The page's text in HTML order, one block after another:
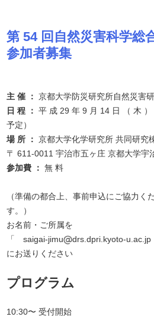
第 54 回自然災害科学
参加者募集
主 催 ： 京都大学防災研究所自然災害
日 程 ： 平 成 29 年 9 月 14 日 （ 木
予定）
場 所 ： 京都大学化学研究所 共同研究
〒 611-0011 宇治市五ヶ庄 京都大学宇
参加費 ： 無 料
（準備の都合上、事前申込にご協力く
す。）
お名前・ご所属を
「 saigai-jimu
drs.dpri.kyoto-u.ac.jp
にお送りください
プログラム
10:30〜 受付開始